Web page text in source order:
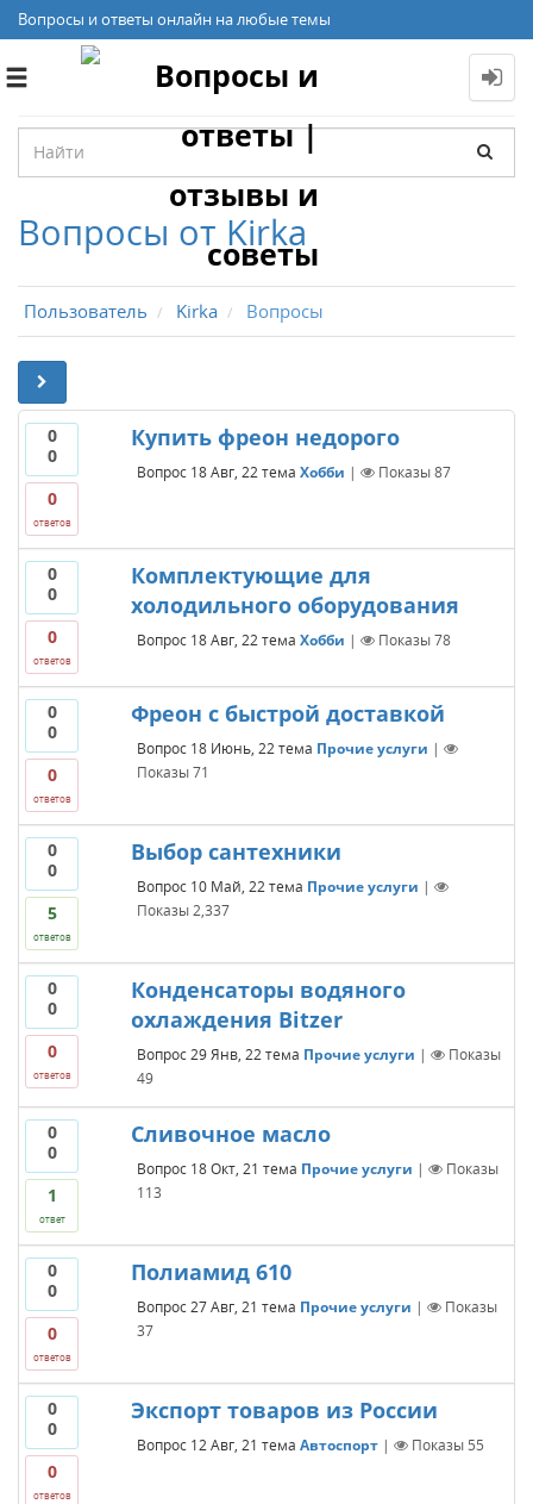
Вопросы и ответы онлайн на любые темы
Toggle
Вопросы от Kirka
Пользователь Kirka Вопросы
0
0
0
ответов
Купить фреон недорого
Вопрос 18 Авг, 22 тема Хобби | Показы87
0
0
0
ответов
Комплектующие для
холодильного оборудования
Вопрос 18 Авг, 22 тема Хобби | Показы78
0
0
0
ответов
Фреон с быстрой доставкой
Вопрос 18 Июнь, 22 тема Прочие услуги |
Показы71
0
0
5
ответов
Выбор сантехники
Вопрос 10 Май, 22 тема Прочие услуги |
Показы2,337
0
0
0
ответов
Конденсаторы водяного
охлаждения Bitzer
Вопрос 29 Янв, 22 тема Прочие услуги |
Показы
49
0
0
1
ответ
Сливочное масло
Вопрос 18 Окт, 21 тема Прочие услуги |
Показы
113
0
0
0
ответов
Полиамид 610
Вопрос 27 Авг, 21 тема Прочие услуги |
Показы
37
0
0
0
ответов
Экспорт товаров из России
Вопрос 12 Авг, 21 тема Автоспорт | Показы 55